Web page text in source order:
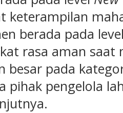
keterampilan
berada pada
rasa aman saat
besar pada
pihak pengelola